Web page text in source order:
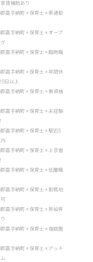
賃補助あり
嘉手納町 × 保育士 × 車通勤
嘉手納町 × 保育士 × オープ
嘉手納町 × 保育士 × 臨時職
嘉手納町 × 保育士 × 年間休
日以上
嘉手納町 × 保育士 × 無資格
嘉手納町 × 保育士 × 未経験
嘉手納町 × 保育士 × 駅近5
嘉手納町 × 保育士 × 上京者
嘉手納町 × 保育士 × 低離職
嘉手納町 × 保育士 × 勤務地
嘉手納町 × 保育士 × 昇給昇
嘉手納町 × 保育士 × 複数園
嘉手納町 × 保育士 × アット